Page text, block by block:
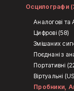
Осцилографи
Аналогові та
Цифрові (58)
Змішаних
Поєднані з
Портативні
Віртуальні
Пробники,